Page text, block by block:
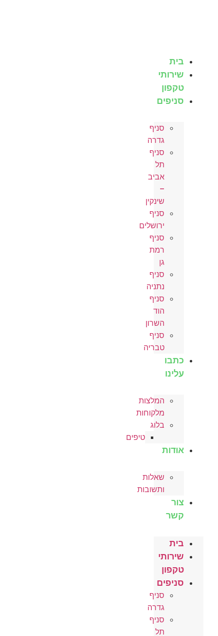
בית
שירותי
טקפון
סניפים
סניף
גדרה
סניף
תל
אביב
–
שינקין
סניף
ירושלים
סניף
רמת
גן
סניף
נתניה
סניף
הוד
השרון
סניף
טבריה
כתבו
עלינו
המלצות
מלקוחות
בלוג
טיפים
אודות
שאלות
ותשובות
צור
קשר
בית
שירותי
טקפון
סניפים
סניף
גדרה
סניף
תל